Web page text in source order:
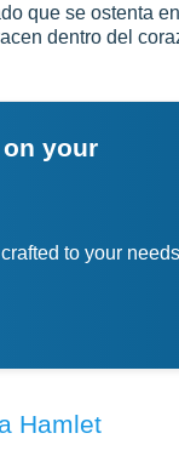
que se ostenta
dentro del
your
to your
Hamlet